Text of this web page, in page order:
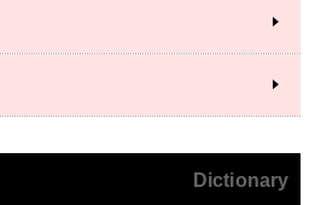
Dictionary